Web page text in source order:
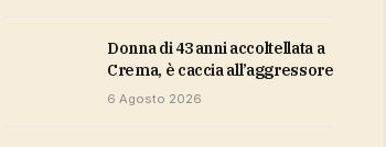
Donna di 43 anni accoltellata a
Crema, è caccia all’aggressore
6 Agosto 2026